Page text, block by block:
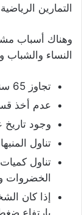
التمارين
وهناك أسباب
النساء والشباب
تجاوز 65 سنة.
عدم أخذ
وجود
تناول
تناول
الخضروات
إذا كان
بارتفاع